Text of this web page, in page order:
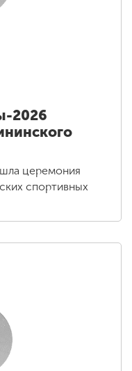
2026
церемония
спортивных